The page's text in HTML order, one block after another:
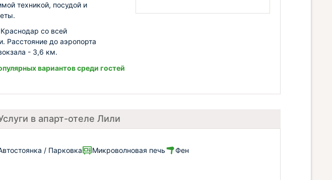
техникой, посудой и
со всей
Расстояние до аэропорта
- 3,6 км.
вариантов среди гостей
в апарт-отеле Лили
/ Парковка Микроволновая печь
Фен